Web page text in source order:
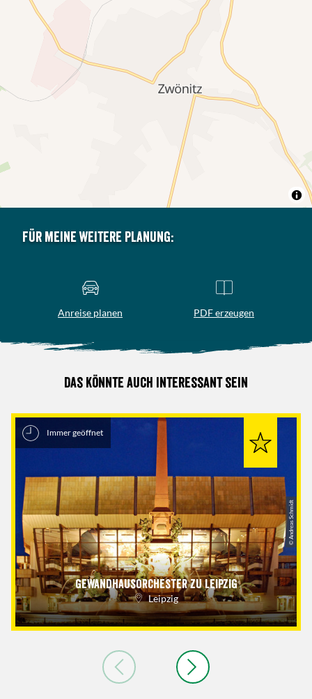
Für meine weitere Planung:
Anreise planen PDF erzeugen
Das könnte auch interessant sein
Immer geöffnet
Gewandhausorchester zu Leipzig
Leipzig
© Andreas Schmidt